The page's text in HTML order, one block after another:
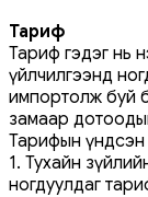
Тариф
Тариф гэдэг нь
үйлчилгээнд
импортолж буй
замаар
Тарифын
1. Тухайн
ногдуулдаг